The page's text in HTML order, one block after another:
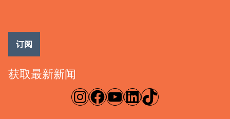
淘宝网脸书录像带ǞǞǞTikTok
获取最新新闻
订阅